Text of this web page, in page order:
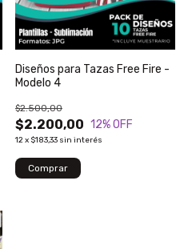
Diseños para Tazas Free Fire -
Modelo 4
$2.200,00
$2.500,00
12% OFF
12x $183,33 sin interés